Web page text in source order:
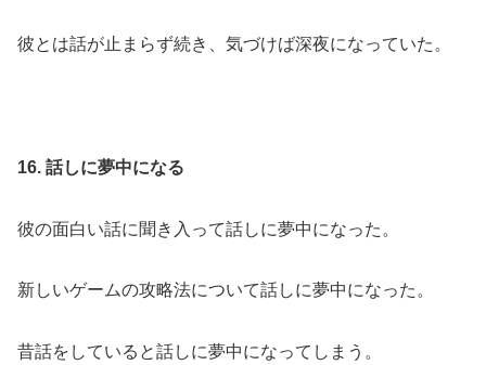
彼とは話が止まらず続き、気づけば深夜になっていた。
16. 話しに夢中になる
彼の面白い話に聞き入って話しに夢中になった。
新しいゲームの攻略法について話しに夢中になった。
昔話をしていると話しに夢中になってしまう。